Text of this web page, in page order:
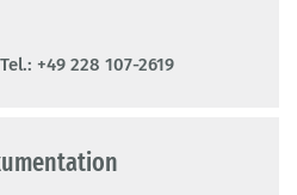
+49 228 107-2619